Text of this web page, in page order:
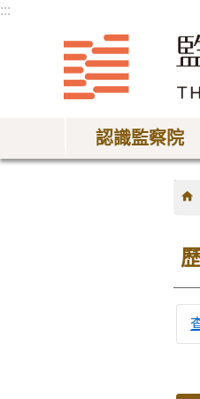
:::
認識監察院
:::